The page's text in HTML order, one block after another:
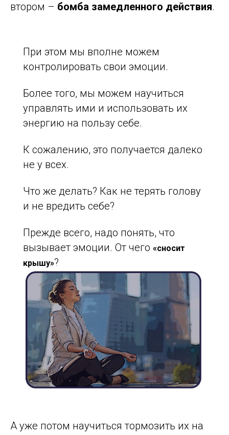
втором – бомба замедленного действия.
При этом мы вполне можем
контролировать свои эмоции.
Более того, мы можем научиться
управлять ими и использовать их
энергию на пользу себе.
К сожалению, это получается далеко
не у всех.
Что же делать? Как не терять голову
и не вредить себе?
Прежде всего, надо понять, что
вызывает эмоции. От чего «сносит
крышу»?
А уже потом научиться тормозить их на